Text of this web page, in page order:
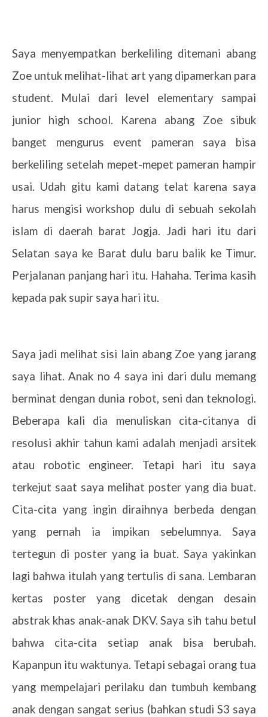
Saya menyempatkan berkeliling ditemani abang
Zoe untuk melihat-lihat art yang dipamerkan para
student. Mulai dari level elementary sampai
junior high school. Karena abang Zoe sibuk
banget mengurus event pameran saya bisa
berkeliling setelah mepet-mepet pameran hampir
usai. Udah gitu kami datang telat karena saya
harus mengisi workshop dulu di sebuah sekolah
islam di daerah barat Jogja. Jadi hari itu dari
Selatan saya ke Barat dulu baru balik ke Timur.
Perjalanan panjang hari itu. Hahaha. Terima kasih
kepada pak supir saya hari itu.
Saya jadi melihat sisi lain abang Zoe yang jarang
saya lihat. Anak no 4 saya ini dari dulu memang
berminat dengan dunia robot, seni dan teknologi.
Beberapa kali dia menuliskan cita-citanya di
resolusi akhir tahun kami adalah menjadi arsitek
atau robotic engineer. Tetapi hari itu saya
terkejut saat saya melihat poster yang dia buat.
Cita-cita yang ingin diraihnya berbeda dengan
yang pernah ia impikan sebelumnya. Saya
tertegun di poster yang ia buat. Saya yakinkan
lagi bahwa itulah yang tertulis di sana. Lembaran
kertas poster yang dicetak dengan desain
abstrak khas anak-anak DKV. Saya sih tahu betul
bahwa cita-cita setiap anak bisa berubah.
Kapanpun itu waktunya. Tetapi sebagai orang tua
yang mempelajari perilaku dan tumbuh kembang
anak dengan sangat serius (bahkan studi S3 saya